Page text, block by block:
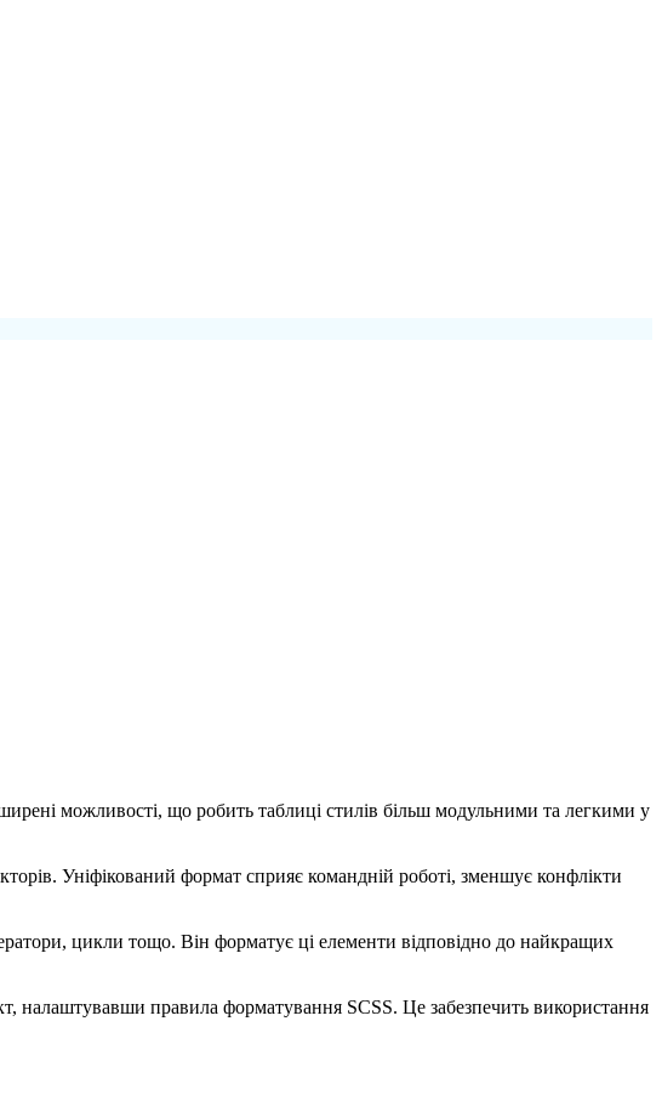
можливості, що робить таблиці стилів більш модульними та легкими у
Уніфікований формат сприяє командній роботі, зменшує конфлікти
цикли тощо. Він форматує ці елементи відповідно до найкращих
налаштувавши правила форматування SCSS. Це забезпечить використання